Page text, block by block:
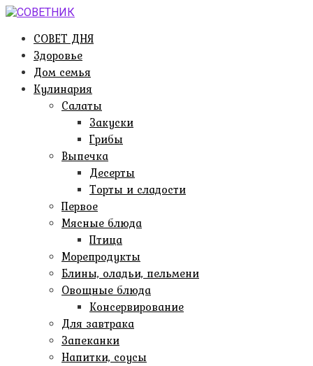
Перейти
контентуСОВЕТ ДНЯ
Здоровье
Дом семья
Кулинария
Салаты
Закуски
Грибы
Выпечка
Десерты
Торты и сладости
Первое
Мясные блюда
Птица
Морепродукты
Блины, оладьи, пельмени
Овощные блюда
Консервирование
Для завтрака
Запеканки
Напитки, соусы